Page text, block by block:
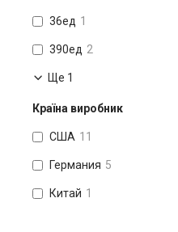
36ед 1
390ед 2
Ще 1
Країна виробник
США 11
Германия 5
Китай 1